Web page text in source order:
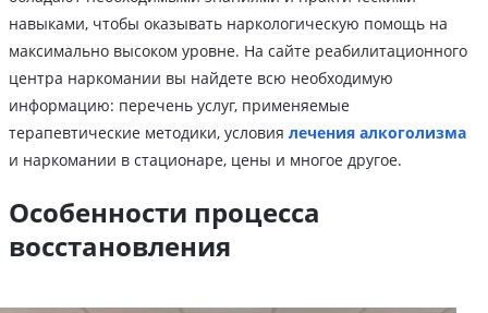
навыками, чтобы оказывать наркологическую помощь на
максимально высоком уровне. На сайте реабилитационного
центра наркомании вы найдете всю необходимую
информацию: перечень услуг, применяемые
терапевтические методики, условия лечения алкоголизма
и наркомании в стационаре, цены и многое другое.
Особенности процесса
восстановления